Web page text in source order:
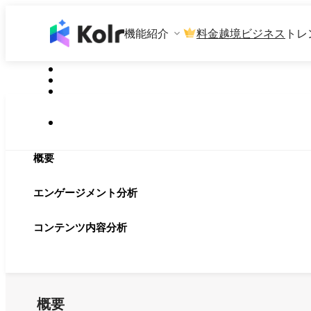
機能紹介 料金越境ビジネス ト
概要
エンゲージメント分析
コンテンツ内容分析
概要